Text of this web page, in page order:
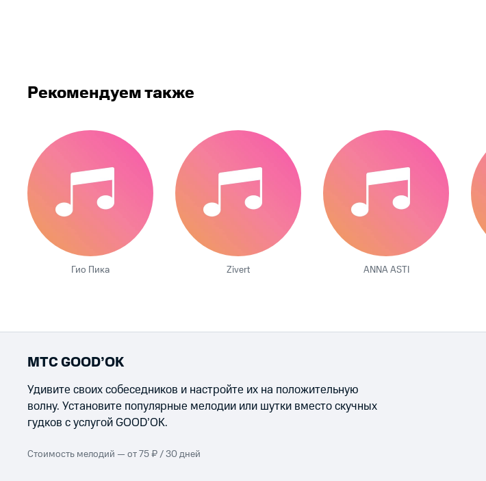
Рекомендуем также
Гио Пика Zivert ANNA ASTI
МТС GOOD’OK
Удивите своих собеседников и настройте их на положительную
волну. Установите популярные мелодии или шутки вместо скучных
гудков с услугой GOOD’OK.
Стоимость мелодий — от 75 ₽ / 30 дней